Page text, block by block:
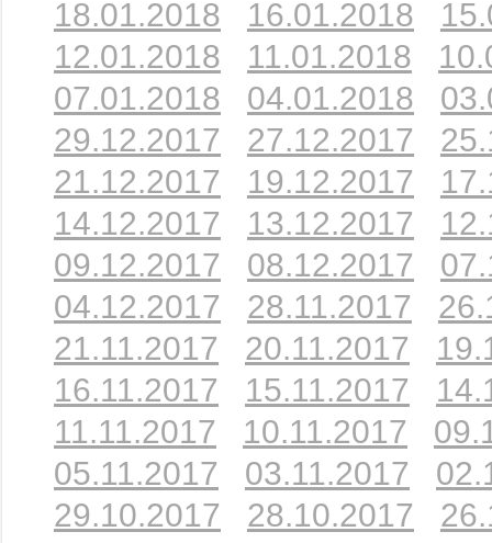
18.01.2018
16.01.2018
12.01.2018
11.01.2018
07.01.2018
04.01.2018
29.12.2017
27.12.2017
21.12.2017
19.12.2017
14.12.2017
13.12.2017
09.12.2017
08.12.2017
04.12.2017
28.11.2017
21.11.2017
20.11.2017
16.11.2017
15.11.2017
11.11.2017
10.11.2017
05.11.2017
03.11.2017
29.10.2017
28.10.2017